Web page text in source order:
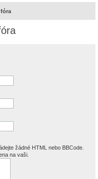
žádné HTML nebo BBCode.
na vaši.